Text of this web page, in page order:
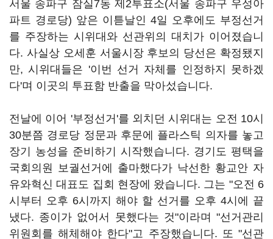
서울 송파구 잠실7동 제2투표소(서울 송파구 우성아
파트 경로당) 앞은 이튿날인 4일 오후에도 부정선거
를 주장하는 시위대와 선관위의 대치가 이어졌습니
다. 사실상 오세훈 서울시장 후보의 당선은 확정됐지
만, 시위대들은 '이번 선거 자체를 인정하지 못하겠
다'며 이곳의 투표함 반출을 막아섰습니다.
전날에 이어 '부정선거'를 외치던 시위대는 오전 10시
30분쯤 경로당 정문과 후문에 플라스틱 의자를 놓고
장기 농성을 준비하기 시작했습니다. 경기도 평택을
국회의원 보궐선거에 출마했다가 낙선한 황교안 자
유와혁신 대표도 집회 현장에 왔습니다. 그는 "오전 6
시부터 오후 6시까지 해야 할 선거를 오후 4시에 끝
냈다. 종이가 없어서 못했다는 것"이라며 "선거관리
위원회를 해체해야 한다"고 주장했습니다. 또 "선관